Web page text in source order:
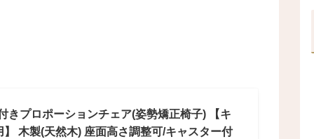
きプロポーションチェア(姿勢矯正椅子) 【キ
】 木製(天然木) 座面高さ調整可/キャスター付